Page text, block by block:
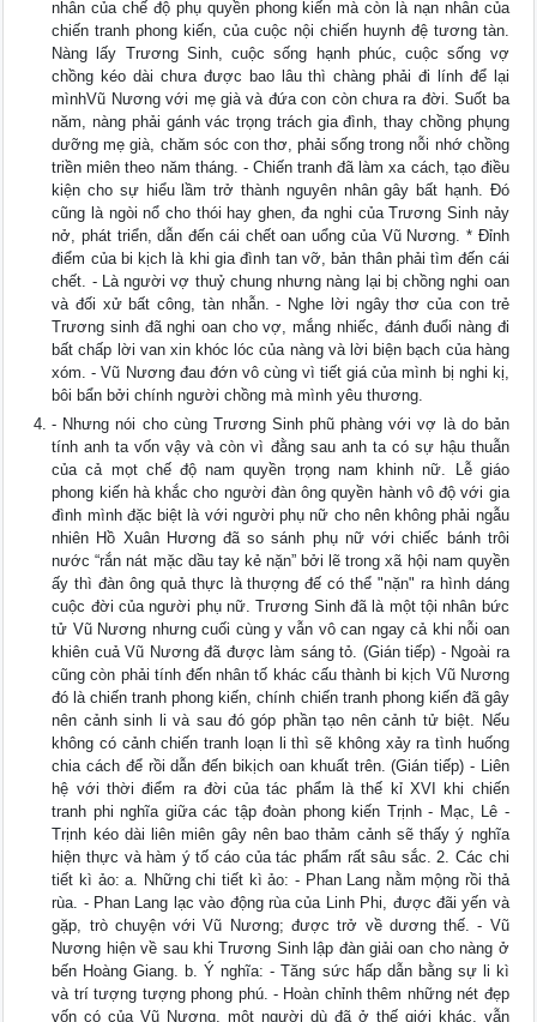
nhân của chế độ phụ quyền phong kiến mà còn là nạn nhân của
chiến tranh phong kiến, của cuộc nội chiến huynh đệ tương tàn.
Nàng lấy Trương Sinh, cuộc sống hạnh phúc, cuộc sống vợ
chồng kéo dài chưa được bao lâu thì chàng phải đi lính để lại
mìnhVũ Nương với mẹ già và đứa con còn chưa ra đời. Suốt ba
năm, nàng phải gánh vác trọng trách gia đình, thay chồng phụng
dưỡng mẹ già, chăm sóc con thơ, phải sống trong nỗi nhớ chồng
triền miên theo năm tháng. - Chiến tranh đã làm xa cách, tạo điều
kiện cho sự hiểu lầm trở thành nguyên nhân gây bất hạnh. Đó
cũng là ngòi nổ cho thói hay ghen, đa nghi của Trương Sinh nảy
nở, phát triển, dẫn đến cái chết oan uổng của Vũ Nương. * Đỉnh
điểm của bi kịch là khi gia đình tan vỡ, bản thân phải tìm đến cái
chết. - Là người vợ thuỷ chung nhưng nàng lại bị chồng nghi oan
và đối xử bất công, tàn nhẫn. - Nghe lời ngây thơ của con trẻ
Trương sinh đã nghi oan cho vợ, mắng nhiếc, đánh đuổi nàng đi
bất chấp lời van xin khóc lóc của nàng và lời biện bạch của hàng
xóm. - Vũ Nương đau đớn vô cùng vì tiết giá của mình bị nghi kị,
bôi bẩn bởi chính người chồng mà mình yêu thương.
- Nhưng nói cho cùng Trương Sinh phũ phàng với vợ là do bản
tính anh ta vốn vậy và còn vì đằng sau anh ta có sự hậu thuẫn
của cả mọt chế độ nam quyền trọng nam khinh nữ. Lễ giáo
phong kiến hà khắc cho người đàn ông quyền hành vô độ với gia
đình mình đặc biệt là với người phụ nữ cho nên không phải ngẫu
nhiên Hồ Xuân Hương đã so sánh phụ nữ với chiếc bánh trôi
nước “rắn nát mặc dầu tay kẻ nặn” bởi lẽ trong xã hội nam quyền
ấy thì đàn ông quả thực là thượng đế có thể "nặn" ra hình dáng
cuộc đời của người phụ nữ. Trương Sinh đã là một tội nhân bức
tử Vũ Nương nhưng cuối cùng y vẫn vô can ngay cả khi nỗi oan
khiên cuả Vũ Nương đã được làm sáng tỏ. (Gián tiếp) - Ngoài ra
cũng còn phải tính đến nhân tố khác cấu thành bi kịch Vũ Nương
đó là chiến tranh phong kiến, chính chiến tranh phong kiến đã gây
nên cảnh sinh li và sau đó góp phần tạo nên cảnh tử biệt. Nếu
không có cảnh chiến tranh loạn li thì sẽ không xảy ra tình huống
chia cách để rồi dẫn đến bikịch oan khuất trên. (Gián tiếp) - Liên
hệ với thời điểm ra đời của tác phẩm là thế kỉ XVI khi chiến
tranh phi nghĩa giữa các tập đoàn phong kiến Trịnh - Mạc, Lê -
Trịnh kéo dài liên miên gây nên bao thảm cảnh sẽ thấy ý nghĩa
hiện thực và hàm ý tố cáo của tác phẩm rất sâu sắc. 2. Các chi
tiết kì ảo: a. Những chi tiết kì ảo: - Phan Lang nằm mộng rồi thả
rùa. - Phan Lang lạc vào động rùa của Linh Phi, được đãi yến và
gặp, trò chuyện với Vũ Nương; được trở về dương thế. - Vũ
Nương hiện về sau khi Trương Sinh lập đàn giải oan cho nàng ở
bến Hoàng Giang. b. Ý nghĩa: - Tăng sức hấp dẫn bằng sự li kì
và trí tượng tượng phong phú. - Hoàn chỉnh thêm những nét đẹp
vốn có của Vũ Nương, một người dù đã ở thế giới khác, vẫn